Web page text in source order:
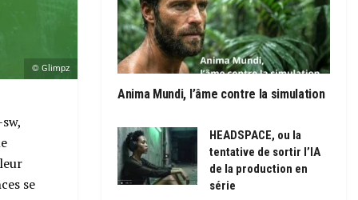
© Glimpz
se
Anima Mundi, l’âme contre la simulation
HEADSPACE, ou la
tentative de sortir l’IA
de la production en
série